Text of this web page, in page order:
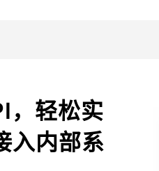
，轻松实
入内部系